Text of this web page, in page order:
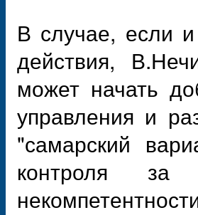
В случае, если
действия,
может начать
управления и
"самарский
контроля за